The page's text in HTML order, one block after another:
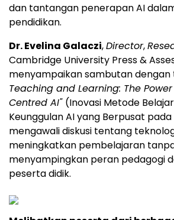
dan tantangan penerapan AI
pendidikan.
Dr. Evelina Galaczi,Director,
Cambridge University Press &
menyampaikan sambutan dengan
Teaching and Learning: The
Centred AI" (Inovasi Metode
Keunggulan AI yang Berpusat pada
mengawali diskusi tentang
meningkatkan pembelajaran
menyampingkan peran pedagogi
peserta didik.